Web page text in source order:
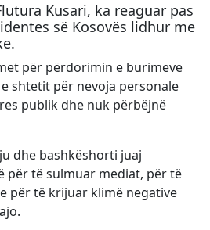
Kusari, ka reaguar pas
së Kosovës lidhur me
për përdorimin e burimeve
shtetit për nevoja personale
publik dhe nuk përbëjnë
dhe bashkëshorti juaj
për të sulmuar mediat, për të
për të krijuar klimë negative